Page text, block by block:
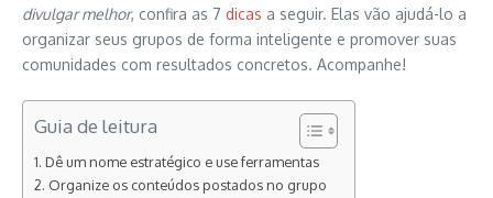
divulgar melhor, confira as 7 dicas a seguir. Elas vão ajudá-lo a
organizar seus grupos de forma inteligente e promover suas
comunidades com resultados concretos. Acompanhe!
Guia de leitura
Dê um nome estratégico e use ferramentas
Organize os conteúdos postados no grupo